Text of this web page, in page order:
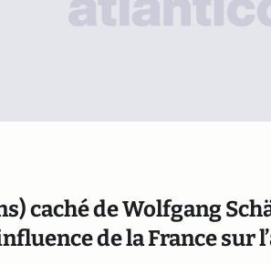
caché de Wolfgang
de la France sur